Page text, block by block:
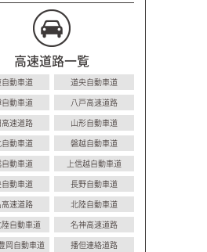
高速道路一覧
動車道
道央自動車道
動車道
八戸高速道路
速道路
山形自動車道
動車道
磐越自動車道
自動車道
上信越自動車道
自動車道
長野自動車道
速道路
北陸自動車道
自動車道
名神高速道路
岡自動車道
播但連絡道路